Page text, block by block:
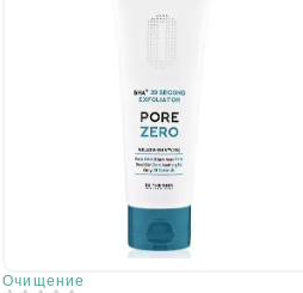
Очищение